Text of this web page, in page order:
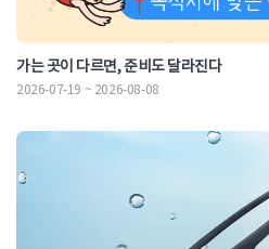
가는 곳이 다르면, 준비도 달라진다
2026-07-19 ~ 2026-08-08